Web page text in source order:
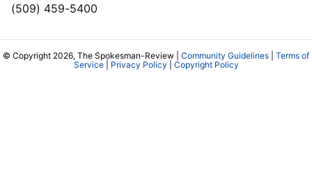
(509) 459-5400
© Copyright 2026, The Spokesman-Review | Community Guidelines
Terms of
Service| Privacy Policy Copyright Policy